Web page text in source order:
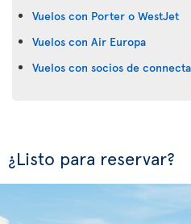
Vuelos con Porter o WestJet
Vuelos con Air Europa
Vuelos con socios de
¿Listo para reservar?